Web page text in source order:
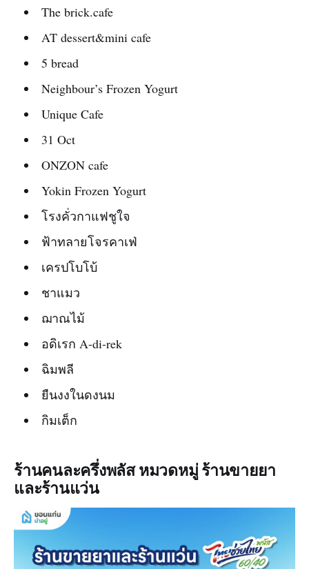
The brick.cafe
AT dessert&mini cafe
5 bread
Neighbour’s Frozen Yogurt
Unique Cafe
31 Oct
ONZON cafe
Yokin Frozen Yogurt
โรงคั่วกาแฟชูใจ
ฟ้าทลายโจรคาเฟ่
เครปโบโบ้
ชาแมว
ฌาณไม้
อดิเรก A-di-rek
ฉิมพลี
ยืนงงในดงนม
กิมเต็ก
ร้านคนละครึ่งพลัส หมวดหมู่ ร้านขายยา
และร้านแว่น